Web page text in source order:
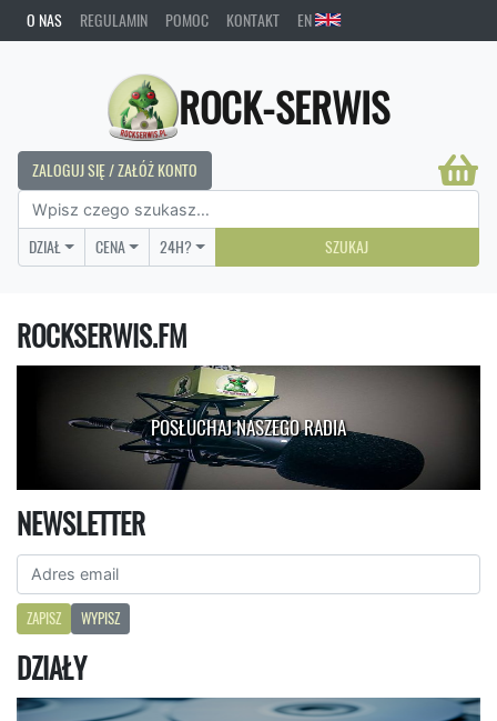
O NAS REGULAMIN POMOC KONTAKT EN
ROCK-SERWIS
ZALOGUJ SIĘ / ZAŁÓŻ KONTO
DZIAŁ CENA 24H? SZUKAJ
ROCKSERWIS.FM
POSŁUCHAJ NASZEGO RADIA
NEWSLETTER
ZAPISZ WYPISZ
DZIAŁY